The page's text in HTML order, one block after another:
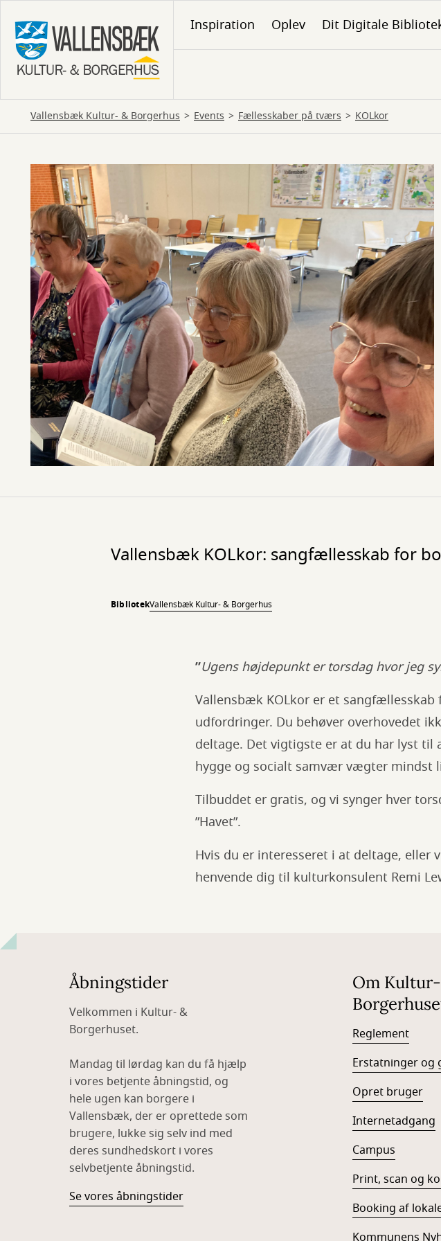
hovedindhold
Inspiration Oplev Dit Digitale
Vallensbæk Kultur- & Borgerhus Events Fællesskaber på tværs KOLkor
Vallensbæk KOLkor: sangfællesskab for
BibliotekVallensbæk Kultur- & Borgerhus
”Ugens højdepunkt er torsdag hvor jeg
Vallensbæk KOLkor er et sangfællesskab
udfordringer. Du behøver overhovedet
deltage. Det vigtigste er at du har lyst
hygge og socialt samvær vægter mindst
Tilbuddet er gratis, og vi synger hver
”Havet”.
Hvis du er interesseret i at deltage, eller
henvende dig til kulturkonsulent Remi
Åbningstider
Velkommen i Kultur- &
Borgerhuset.
Mandag til lørdag kan du få hjælp
i vores betjente åbningstid, og
hele ugen kan borgere i
Vallensbæk, der er oprettede som
brugere, lukke sig selv ind med
deres sundhedskort i vores
selvbetjente åbningstid.
Se vores åbningstider
Om
Reglement
Erstatninger og
Opret bruger
Internetadgang
Campus
Print, scan og
Booking af
Kommunens